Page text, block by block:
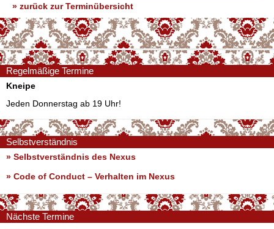
» zurück zur Terminübersicht
Regelmäßige Termine
Kneipe
Jeden Donnerstag ab 19 Uhr!
Selbstverständnis
» Selbstverständnis des Nexus
» Code of Conduct – Verhalten im Nexus
Nächste Termine